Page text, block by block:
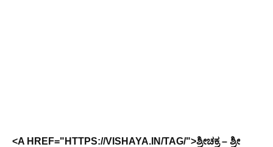
<A HREF="HTTPS://VISHAYA.IN/TAG/">ಶ್ರೀಚಕ್ರ – ಶ್ರೀ